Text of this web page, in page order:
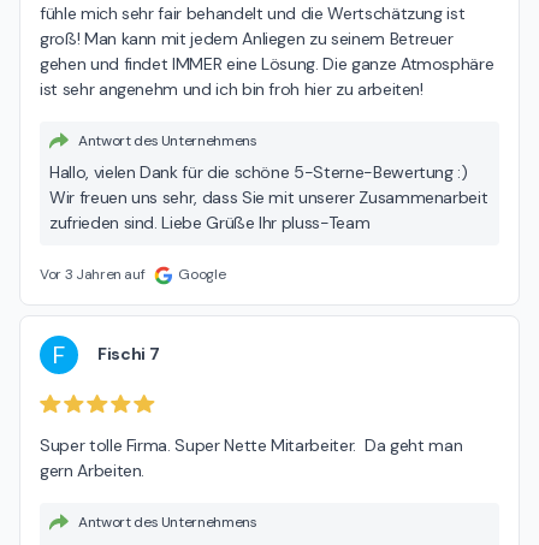
fühle mich sehr fair behandelt und die Wertschätzung ist
groß! Man kann mit jedem Anliegen zu seinem Betreuer
gehen und findet IMMER eine Lösung. Die ganze Atmosphäre
ist sehr angenehm und ich bin froh hier zu arbeiten!
Antwort des Unternehmens
Hallo, vielen Dank für die schöne 5-Sterne-Bewertung :)
Wir freuen uns sehr, dass Sie mit unserer Zusammenarbeit
zufrieden sind. Liebe Grüße Ihr pluss-Team
Vor 3 Jahren auf Google
F Fischi 7
Super tolle Firma. Super Nette Mitarbeiter.  Da geht man
gern Arbeiten.
Antwort des Unternehmens